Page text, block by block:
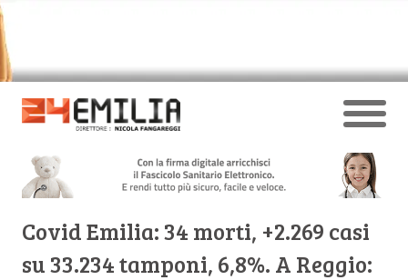
Covid Emilia: 34 morti, +2.269 casi
su 33.234 tamponi, 6,8%. A Reggio: